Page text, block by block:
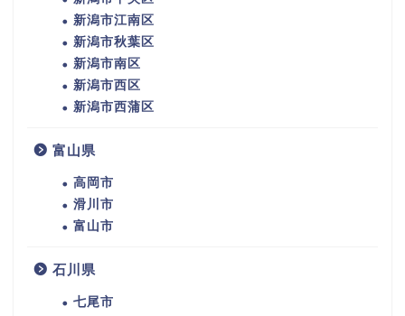
新潟市江南区
新潟市秋葉区
新潟市南区
新潟市西区
新潟市西蒲区
富山県
高岡市
滑川市
富山市
石川県
七尾市